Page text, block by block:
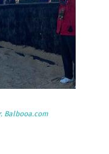
Balbooa.com